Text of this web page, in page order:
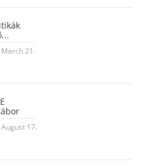
21.
17.